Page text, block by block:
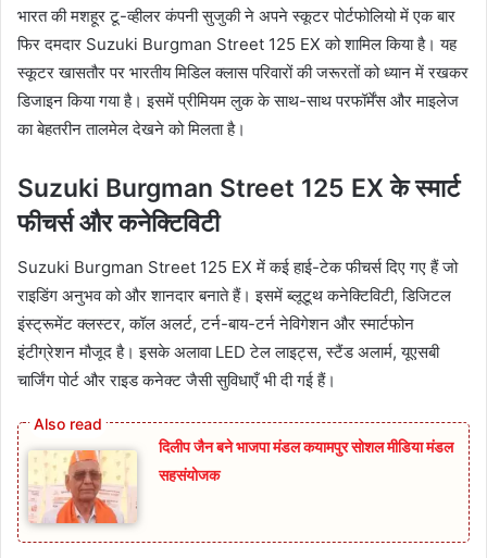
भारत की मशहूर टू-व्हीलर कंपनी सुजुकी ने अपने स्कूटर पोर्टफोलियो में एक बार
फिर दमदार Suzuki Burgman Street 125 EX को शामिल किया है। यह
स्कूटर खासतौर पर भारतीय मिडिल क्लास परिवारों की जरूरतों को ध्यान में रखकर
डिजाइन किया गया है। इसमें प्रीमियम लुक के साथ-साथ परफॉर्मेंस और माइलेज
का बेहतरीन तालमेल देखने को मिलता है।
Suzuki Burgman Street 125 EX के स्मार्ट
फीचर्स और कनेक्टिविटी
Suzuki Burgman Street 125 EX में कई हाई-टेक फीचर्स दिए गए हैं जो
राइडिंग अनुभव को और शानदार बनाते हैं। इसमें ब्लूटूथ कनेक्टिविटी, डिजिटल
इंस्ट्रूमेंट क्लस्टर, कॉल अलर्ट, टर्न-बाय-टर्न नेविगेशन और स्मार्टफोन
इंटीग्रेशन मौजूद है। इसके अलावा LED टेल लाइट्स, स्टैंड अलार्म, यूएसबी
चार्जिंग पोर्ट और राइड कनेक्ट जैसी सुविधाएँ भी दी गई हैं।
दिलीप जैन बने भाजपा मंडल कयामपुर सोशल मीडिया मंडल
सहसंयोजक